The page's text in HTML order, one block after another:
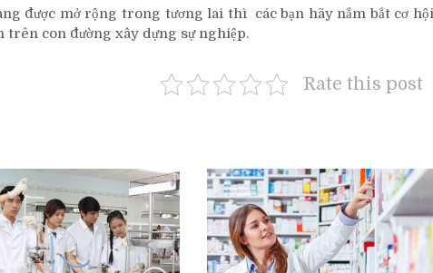
được mở rộng trong tương lai thì các bạn hãy nắm bắt cơ hội
trên con đường xây dựng sự nghiệp.
Rate this post